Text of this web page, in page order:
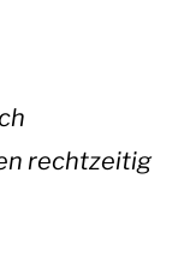
rechtzeitig